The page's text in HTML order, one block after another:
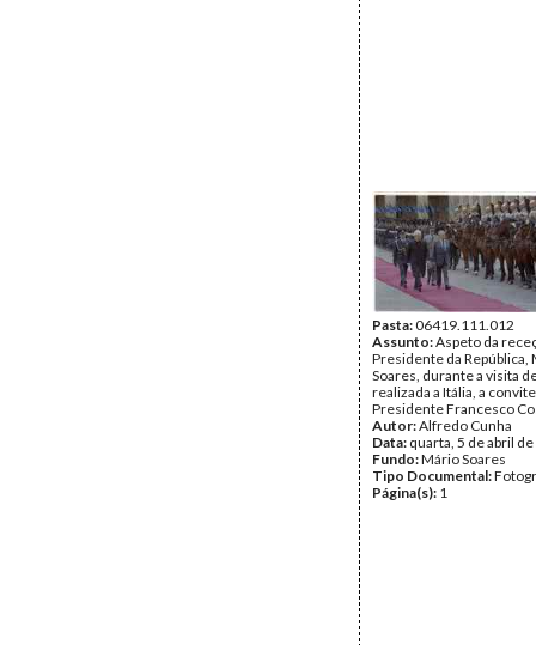
Pasta:06419.111.012
Assunto:Aspeto da
Presidente da República,
Soares, durante a visita
realizada a Itália, a
Presidente Francesco
Autor:Alfredo Cunha
Data: quarta, 5 de abril
Fundo:Mário Soares
Tipo Documental:
Página(s): 1